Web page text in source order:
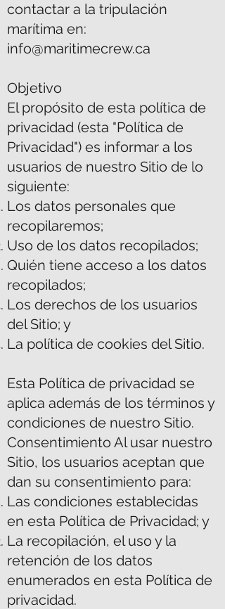
contactar a la tripulación
marítima en:
info@maritimecrew.ca
Objetivo
El propósito de esta política de
privacidad (esta "Política de
Privacidad") es informar a los
usuarios de nuestro Sitio de lo
siguiente:
Los datos personales que
recopilaremos;
Uso de los datos recopilados;
Quién tiene acceso a los datos
recopilados;
Los derechos de los usuarios
del Sitio; y
La política de cookies del Sitio.
Esta Política de privacidad se
aplica además de los términos y
condiciones de nuestro Sitio.
Consentimiento Al usar nuestro
Sitio, los usuarios aceptan que
dan su consentimiento para:
Las condiciones establecidas
en esta Política de Privacidad; y
La recopilación, el uso y la
retención de los datos
enumerados en esta Política de
privacidad.